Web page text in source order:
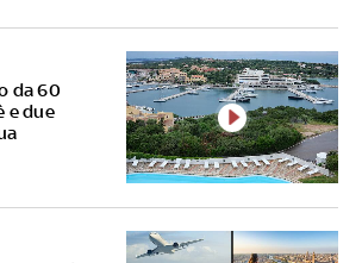
da 60
e due